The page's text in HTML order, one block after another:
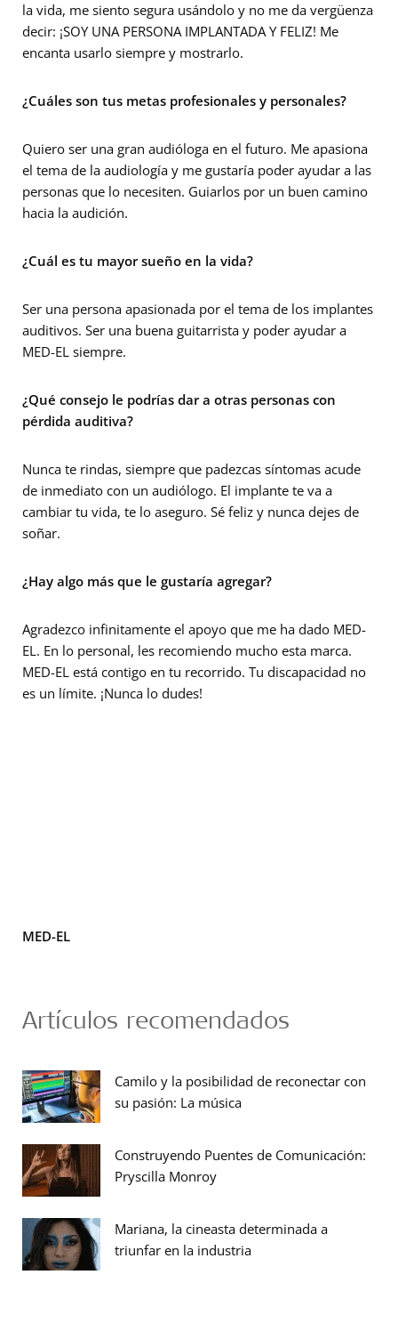
la vida, me siento segura usándolo y no me da vergüenza
decir: ¡SOY UNA PERSONA IMPLANTADA Y FELIZ! Me
encanta usarlo siempre y mostrarlo.
¿Cuáles son tus metas profesionales y personales?
Quiero ser una gran audióloga en el futuro. Me apasiona
el tema de la audiología y me gustaría poder ayudar a las
personas que lo necesiten. Guiarlos por un buen camino
hacia la audición.
¿Cuál es tu mayor sueño en la vida?
Ser una persona apasionada por el tema de los implantes
auditivos. Ser una buena guitarrista y poder ayudar a
MED-EL siempre.
¿Qué consejo le podrías dar a otras personas con
pérdida auditiva?
Nunca te rindas, siempre que padezcas síntomas acude
de inmediato con un audiólogo. El implante te va a
cambiar tu vida, te lo aseguro. Sé feliz y nunca dejes de
soñar.
¿Hay algo más que le gustaría agregar?
Agradezco infinitamente el apoyo que me ha dado MED-
EL. En lo personal, les recomiendo mucho esta marca.
MED-EL está contigo en tu recorrido. Tu discapacidad no
es un límite. ¡Nunca lo dudes!
MED-EL
Artículos recomendados
Camilo y la posibilidad de reconectar con
su pasión: La música
Construyendo Puentes de Comunicación:
Pryscilla Monroy
Mariana, la cineasta determinada a
triunfar en la industria